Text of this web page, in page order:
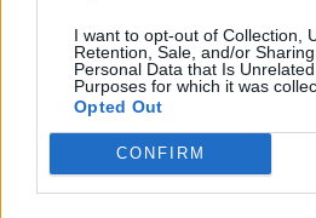
I want to opt-out of Collection,
Retention, Sale, and/or
Personal Data that Is
Purposes for which it was
Opted Out
CONFIRM
KAPCSOLÓDÓ MŰTÁRGYAK